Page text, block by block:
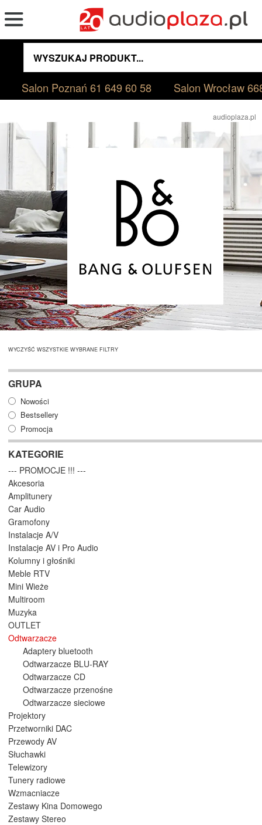
Salon Poznań61 649 60 58 Salon Wrocław
audioplaza.pl
WYCZYŚĆ WSZYSTKIE WYBRANE FILTRY
GRUPA
Nowości
Bestsellery
Promocja
KATEGORIE
--- PROMOCJE !!! ---
Akcesoria
Amplitunery
Car Audio
Gramofony
Instalacje A/V
Instalacje AV i Pro Audio
Kolumny i głośniki
Meble RTV
Mini Wieże
Multiroom
Muzyka
OUTLET
Odtwarzacze
Adaptery bluetooth
Odtwarzacze BLU-RAY
Odtwarzacze CD
Odtwarzacze przenośne
Odtwarzacze sieciowe
Projektory
Przetworniki DAC
Przewody AV
Słuchawki
Telewizory
Tunery radiowe
Wzmacniacze
Zestawy Kina Domowego
Zestawy Stereo